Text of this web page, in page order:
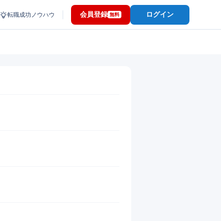
転職成功ノウハウ 会員登録 無料 ログイン